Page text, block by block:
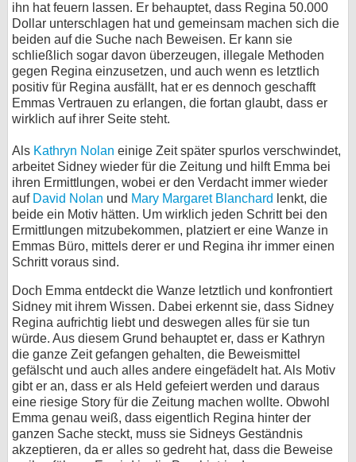
ihn hat feuern lassen. Er behauptet, dass Regina 50.000
Dollar unterschlagen hat und gemeinsam machen sich die
beiden auf die Suche nach Beweisen. Er kann sie
schließlich sogar davon überzeugen, illegale Methoden
gegen Regina einzusetzen, und auch wenn es letztlich
positiv für Regina ausfällt, hat er es dennoch geschafft
Emmas Vertrauen zu erlangen, die fortan glaubt, dass er
wirklich auf ihrer Seite steht.
Als Kathryn Nolan einige Zeit später spurlos verschwindet,
arbeitet Sidney wieder für die Zeitung und hilft Emma bei
ihren Ermittlungen, wobei er den Verdacht immer wieder
auf David Nolan und Mary Margaret Blanchard lenkt, die
beide ein Motiv hätten. Um wirklich jeden Schritt bei den
Ermittlungen mitzubekommen, platziert er eine Wanze in
Emmas Büro, mittels derer er und Regina ihr immer einen
Schritt voraus sind.
Doch Emma entdeckt die Wanze letztlich und konfrontiert
Sidney mit ihrem Wissen. Dabei erkennt sie, dass Sidney
Regina aufrichtig liebt und deswegen alles für sie tun
würde. Aus diesem Grund behauptet er, dass er Kathryn
die ganze Zeit gefangen gehalten, die Beweismittel
gefälscht und auch alles andere eingefädelt hat. Als Motiv
gibt er an, dass er als Held gefeiert werden und daraus
eine riesige Story für die Zeitung machen wollte. Obwohl
Emma genau weiß, dass eigentlich Regina hinter der
ganzen Sache steckt, muss sie Sidneys Geständnis
akzeptieren, da er alles so gedreht hat, dass die Beweise